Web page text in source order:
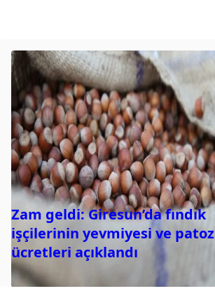
Zam geldi: Giresun’da fındık
işçilerinin yevmiyesi ve patoz
ücretleri açıklandı